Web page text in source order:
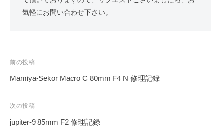
気軽にお問い合わせ下さい。
投
稿
ビ
ゲ
前の投稿
Mamiya-Sekor Macro C 80mm F4 N 修理記録
次の投稿
jupiter-9 85mm F2 修理記録